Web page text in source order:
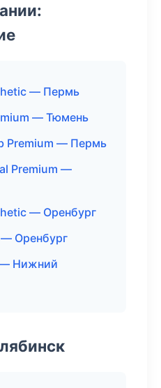
— Пермь
— Тюмень
Premium — Пермь
Premium —
— Оренбург
Оренбург
— Нижний